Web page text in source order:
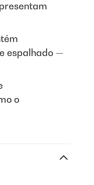
espalhado —
o